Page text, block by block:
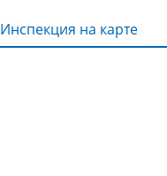
Инспекция на карте